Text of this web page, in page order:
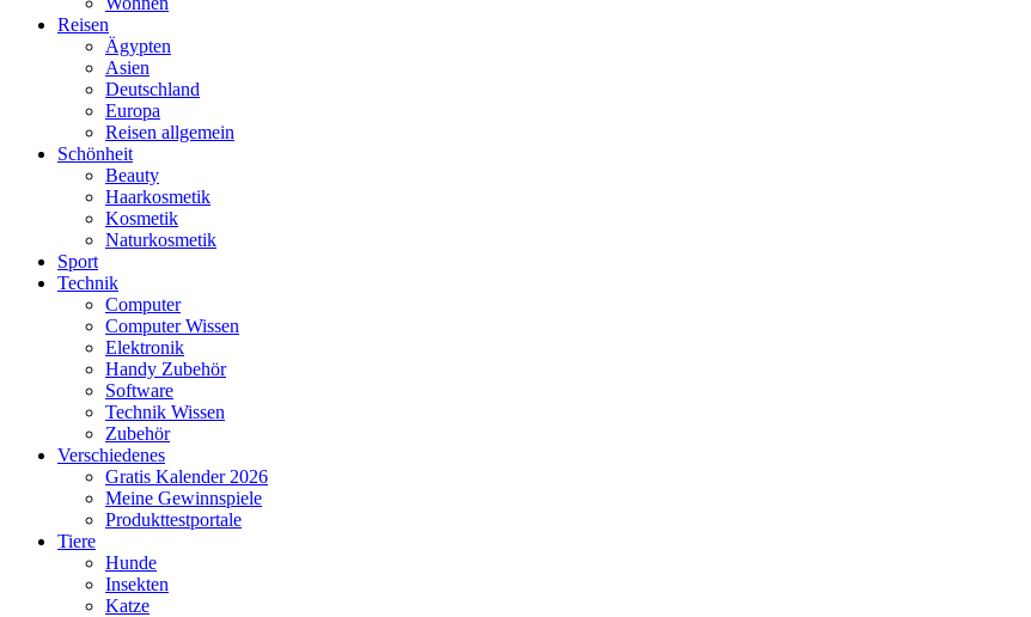
Reisen
Ägypten
Asien
Deutschland
Europa
Reisen allgemein
Schönheit
Beauty
Haarkosmetik
Kosmetik
Naturkosmetik
Sport
Technik
Computer
Computer Wissen
Elektronik
Handy Zubehör
Software
Technik Wissen
Zubehör
Verschiedenes
Gratis Kalender 2026
Meine Gewinnspiele
Produkttestportale
Tiere
Hunde
Insekten
Katze